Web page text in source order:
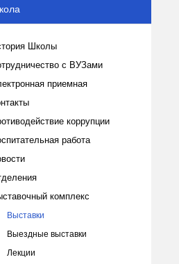
Школы
с ВУЗами
приемная
коррупции
работа
комплекс
Выставки
Выездные выставки
Лекции